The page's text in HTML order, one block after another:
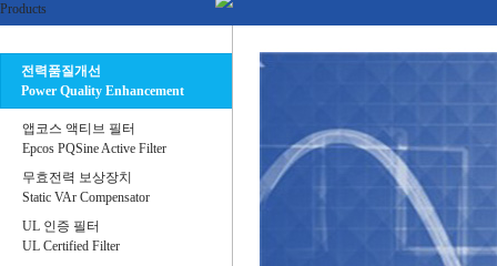
Products
전력품질개선
Power Quality Enhancement
앱코스 액티브 필터
Epcos PQSine Active Filter
무효전력 보상장치
Static VAr Compensator
UL 인증 필터
UL Certified Filter